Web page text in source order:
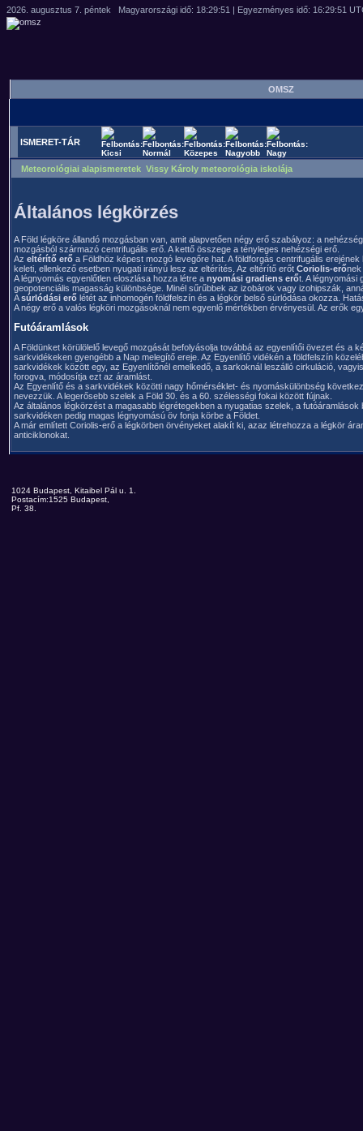
OMSZ
ISMERET-TÁR
Meteorológiai alapismeretek Vissy Károly meteorológia iskolája
Általános légkörzés
A Föld légköre állandó mozgásban van, amit alapvetően négy erő szabályoz: a
mozgásból származó centrifugális erő. A kettő összege a tényleges nehézségi erő.
Az eltérítő erő a Földhöz képest mozgó levegőre hat. A földforgás centrifugális
keleti, ellenkező esetben nyugati irányú lesz az eltérítés. Az eltérítő erőt Coriolis-erőnek
A légnyomás egyenlőtlen eloszlása hozza létre a nyomási gradiens erőt. A légnyomási
geopotenciális magasság különbsége. Minél sűrűbbek az izobárok vagy izohipszák,
Asúrlódási erő létét az inhomogén földfelszín és a légkör belső súrlódása okozza.
A négy erő a valós légköri mozgásoknál nem egyenlő mértékben érvényesül. Az erők
Futóáramlások
A Földünket körülölelő levegő mozgását befolyásolja továbbá az egyenlítői övezet és
sarkvidékeken gyengébb a Nap melegítő ereje. Az Egyenlítő vidékén a földfelszín
sarkvidékek között egy, az Egyenlítőnél emelkedő, a sarkoknál leszálló cirkuláció,
forogva, módosítja ezt az áramlást.
Az Egyenlítő és a sarkvidékek közötti nagy hőmérséklet- és nyomáskülönbség
nevezzük. A legerősebb szelek a Föld 30. és a 60. szélességi fokai között fújnak.
Az általános légkörzést a magasabb légrétegekben a nyugatias szelek, a
sarkvidéken pedig magas légnyomású öv fonja körbe a Földet.
A már említett Coriolis-erő a légkörben örvényeket alakít ki, azaz létrehozza a légkör
anticiklonokat.
1024 Budapest, Kitaibel Pál u. 1.
Postacím:1525 Budapest,
Pf. 38.